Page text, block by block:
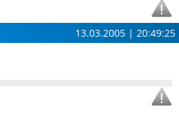
13.03.2005 | 20:49:25